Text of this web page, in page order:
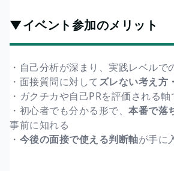
▼イベント参加のメリット
・自己分析が深まり、実践レベルで
・面接質問に対してズレない考え方
・ガクチカや自己PRを評価される
・初心者でも分かる形で、 本番で落
事前に知れる
・ 今後の面接で使える判断軸が手に